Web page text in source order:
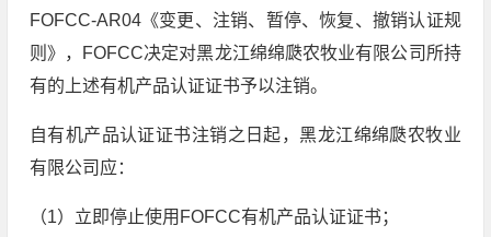
FOFCC-AR04《变更、注销、暂停、恢复、撤销认证规
则》，FOFCC决定对黑龙江绵绵瓞农牧业有限公司所持
有的上述有机产品认证证书予以注销。
自有机产品认证证书注销之日起，黑龙江绵绵瓞农牧业
有限公司应：
（1）立即停止使用FOFCC有机产品认证证书；